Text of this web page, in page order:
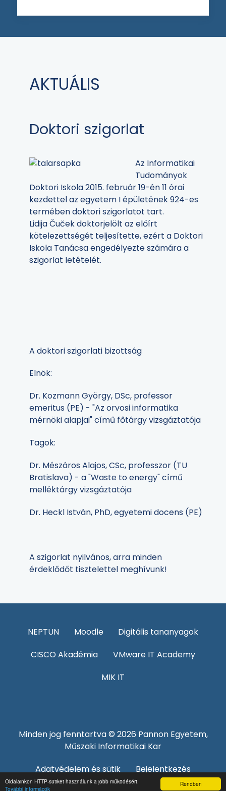
Rendben
Oldalainkon HTTP-sütiket használunk a jobb működésért.
További informácók
AKTUÁLIS
Doktori szigorlat
Az Informatikai
Tudományok
Doktori Iskola 2015. február 19-én 11 órai
kezdettel az egyetem I épületének 924-es
termében doktori szigorlatot tart.
Lidija Čuček doktorjelölt az előírt
kötelezettségét teljesítette, ezért a Doktori
Iskola Tanácsa engedélyezte számára a
szigorlat letételét.
A doktori szigorlati bizottság
Elnök:
Dr. Kozmann György, DSc, professor
emeritus (PE) - "Az orvosi informatika
mérnöki alapjai" című főtárgy vizsgáztatója
Tagok:
Dr. Mészáros Alajos, CSc, professzor (TU
Bratislava) - a "Waste to energy" című
melléktárgy vizsgáztatója
Dr. Heckl István, PhD, egyetemi docens (PE)
A szigorlat nyilvános, arra minden
érdeklődőt tisztelettel meghívunk!
NEPTUN Moodle
Digitális tananyagok
CISCO Akadémia
VMware IT Academy
MIK IT
Minden jog fenntartva © 2026 Pannon Egyetem,
Műszaki Informatikai Kar
Adatvédelem és sütik
Bejelentkezés